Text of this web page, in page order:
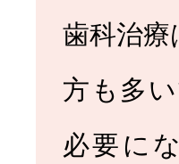
歯科治
方も多
必要に